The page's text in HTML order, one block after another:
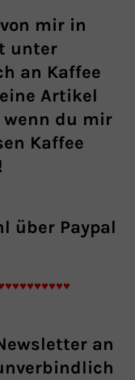
mir in
unter
an Kaffee
Artikel
du mir
Kaffee
über Paypal
an